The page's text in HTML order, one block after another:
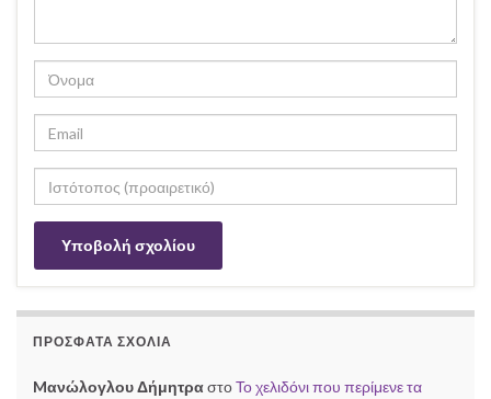
ΠΡΌΣΦΑΤΑ ΣΧΌΛΙΑ
Mανώλογλου ΔήμητραστοΤο χελιδόνι που περίμενε τα